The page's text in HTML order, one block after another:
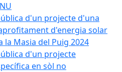
d'un projecte d'una
d'energia solar
la Masia del Puig 2024
d'un projecte
en sòl no